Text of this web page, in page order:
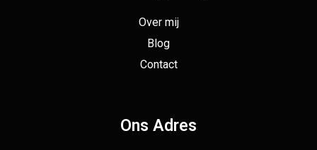
Over mij
Blog
Contact
Ons Adres